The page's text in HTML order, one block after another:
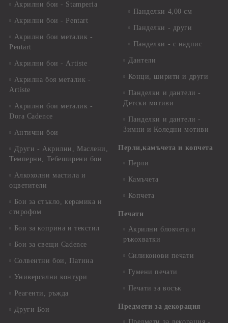
Акрилни бои - Stamperia
Акрилни бои - Pentart
Акрилни бои металик -
Pentart
Акрилни бои - Artiste
Акрилна боя металик -
Artiste
Акрилни бои металик -
Dora Cadence
Антични бои
Други - Акрилни, Маслени,
Темперни, Тебеширени бои
Алкохолни мастила и
оцветители
Бои за стъкло, керамика и
стирофом
Бои за коприна и текстил
Бои за свещи Cadence
Солвентни бои, Патина
Универсални контури
Реагенти, ръжда
Други Бои
Панделки 4,00 см
Панделки - други
Панделки - с надпис
Дантели
Конци, ширити и други
Панделки и дантели -
Детски мотиви
Панделки и дантели -
Зимни и Коледни мотиви
Перли,камъчета и копчета
Перли
Камъчета
Копчета
Печати
Акрилни блокчета и
ръкохватки
Силиконови печати
Гумени печати
Печати за восък
Предмети за декорация